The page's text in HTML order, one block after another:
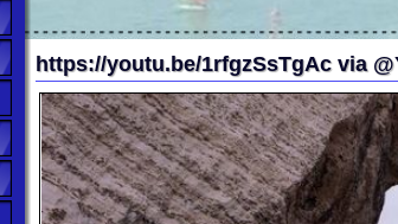
https://youtu.be/1rfgzSsTgAc via @YouTube